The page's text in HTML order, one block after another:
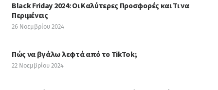
Black Friday 2024: Οι Καλύτερες Προσφορές και Τι να
Περιμένεις
26 Νοεμβρίου 2024
Πώς να βγάλω λεφτά από το TikTok;
22 Νοεμβρίου 2024